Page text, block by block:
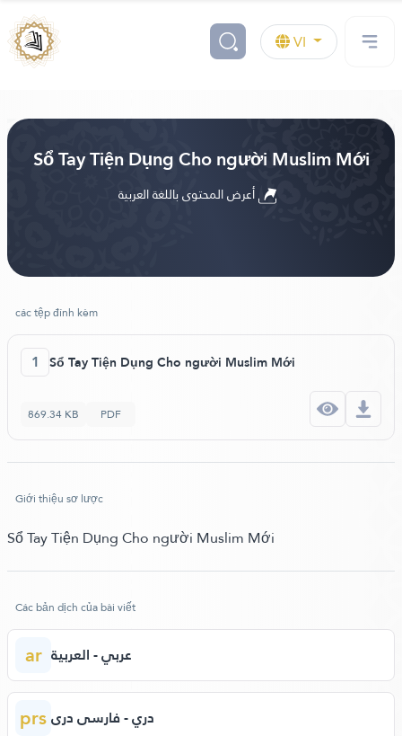
VI
Sổ Tay Tiện Dụng Cho người Muslim Mới
các tệp đính kèm
1 Sổ Tay Tiện Dụng Cho người Muslim Mới
869.34 KB PDF
Giới thiệu sơ lược
Sổ Tay Tiện Dụng Cho người Muslim Mới
Các bản dịch của bài viết
ar عربي - العربية
prsدري - فارسی دری